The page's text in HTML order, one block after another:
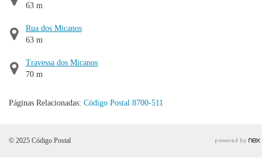
63 m
Rua dos Micanos
63 m
Travessa dos Micanos
70 m
Páginas Relacionadas: Código Postal 8700-511
© 2025 Código Postal